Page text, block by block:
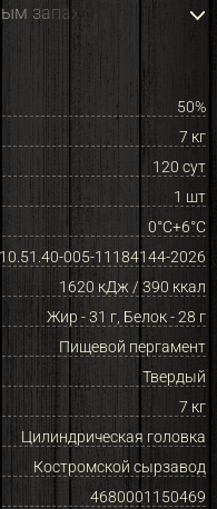
запах
50%
7 кг
120 сут
1 шт
0°C+6°С
10.51.40-005-11184144-2026
1620 кДж / 390 ккал
Жир - 31 г, Белок - 28 г
Пищевой пергамент
Твердый
7 кг
Цилиндрическая головка
Костромской сырзавод
4680001150469